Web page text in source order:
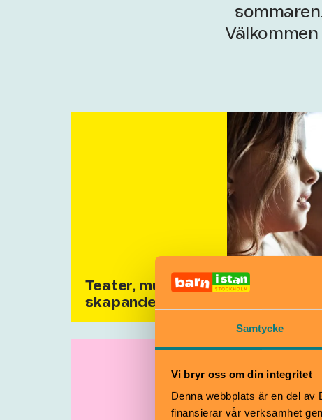
Samtycke
Vi bryr oss om din integritet
Denna webbplats är en del
finansierar vår verksamhet
Teater, musik och
skapande